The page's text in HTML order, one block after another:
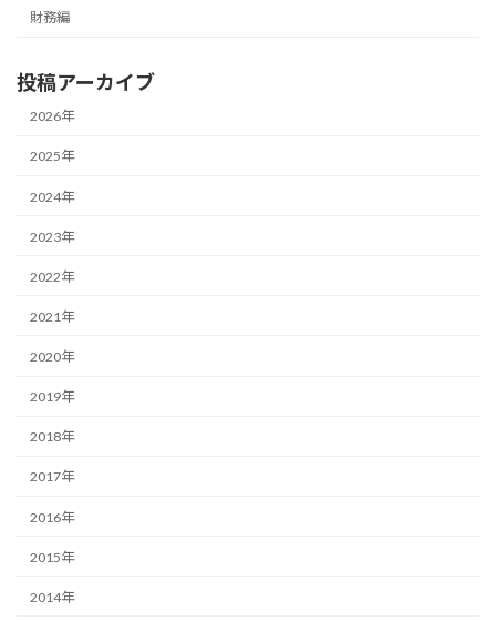
財務編
投稿アーカイブ
2026年
2025年
2024年
2023年
2022年
2021年
2020年
2019年
2018年
2017年
2016年
2015年
2014年